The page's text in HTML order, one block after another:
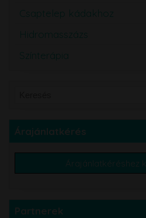
Csaptelep kádakhoz
Hidromasszázs
Színterápia
Árajánlatkérés
Árajánlatkéréshez
Partnerek